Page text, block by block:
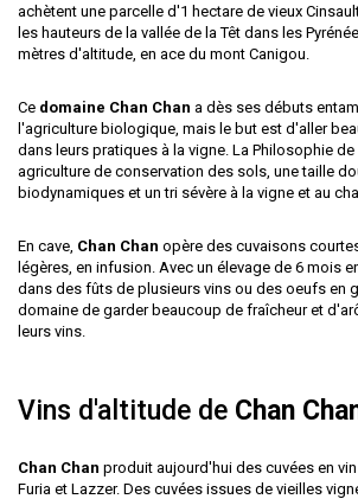
achètent une parcelle d'1 hectare de vieux
les hauteurs de la vallée de la Têt dans les
mètres d'altitude, en ace du mont Canigou.
Ce domaine Chan Chan a dès ses débuts
l'agriculture biologique, mais le but est d'aller
dans leurs pratiques à la vigne. La Philosophie de
agriculture de conservation des sols, une taille
biodynamiques et un tri sévère à la vigne et au
En cave, Chan Chan opère des cuvaisons
légères, en infusion. Avec un élevage de 6 mois
dans des fûts de plusieurs vins ou des oeufs en
domaine de garder beaucoup de fraîcheur et
leurs vins.
Vins d'altitude de Chan
Chan Chan produit aujourd'hui des cuvées en vin
Furia et Lazzer. Des cuvées issues de vieilles